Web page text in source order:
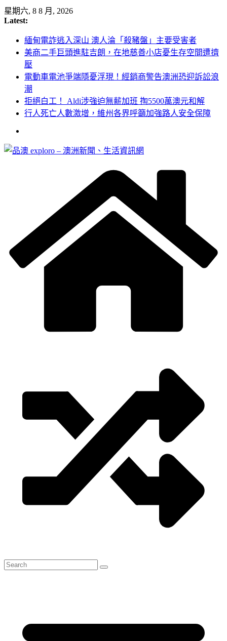
Skip
to
content
星期六, 8 8 月, 2026
Latest:
緬甸電詐逃入深山 澳人淪「殺豬盤」主要受害者
美商二手巨頭進駐吉朗，在地慈善小店憂生存空間遭擠
壓
電動車電池爭端隱憂浮現！經銷商警告澳洲恐迎訴訟浪
潮
拒絕白工！ Aldi涉強迫無薪加班 掏5500萬澳元和解
行人死亡人數激增，維州各界呼籲加強路人安全保障